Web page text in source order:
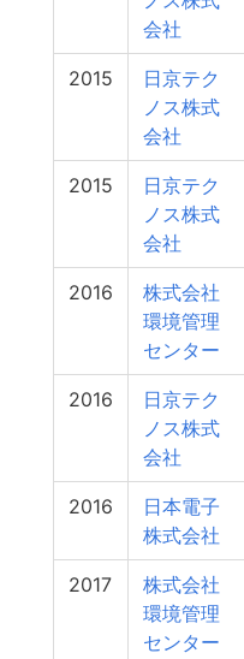
会社
2015
日京テク
ノス株式
会社
2015
日京テク
ノス株式
会社
2016
株式会社
環境管理
センター
2016
日京テク
ノス株式
会社
2016
日本電子
株式会社
2017
株式会社
環境管理
センター